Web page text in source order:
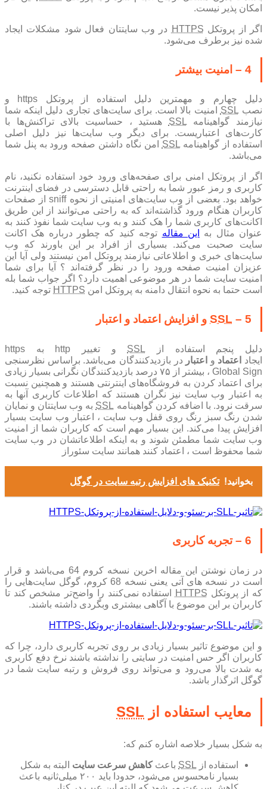
امکان پذیر نیست.
اگر از پروتکل HTTPS در وب سایتتان فعال شود مشکلات ایجاد
شده نیز برطرف می‌شود.
4 – امنیت بیشتر
دلیل چهارم و مهمترین دلیل استفاده از پروتکل https و
نصب SSL امنیت بالا است. برای سایت‌های تجاری دلیل اینکه شما
نیازمند گواهینامه SSL هستید ، حساسیت بالای تراکنش‌ها با
کارت‌های اعتباریست. برای دیگر وب سایت‌ها نیز دلیل اصلی
استفاده از گواهینامه SSL امن نگاه داشتن صفحه ورود به پنل شما
می‌باشد.
اگر از پروتکل امنی برای صفحه‌های ورود خود استفاده نکنید، نام
کاربری و رمز عبور شما به راحتی قابل دسترسی در فضای اینترنت
خواهد بود. بعضی از وب سایت‌های امنیتی از نحوه sniff از صفحات
کاربران هنگام ورود گذاشته‌اند که به راحتی می‌توانند از این طریق
اکانت‌های کاربری شما را هک کنند و به وب سایت شما نفوذ کنند به
عنوان مثال به
این مقاله توجه کنید که چطور درباره هک اکانت
سایت صحبت می‌کند. بسیاری از افراد بر این باورند که وب
سایت‌های خبری و اطلاعاتی نیازمند پروتکل امن نیستند ولی آیا این
عزیزان امنیت صفحه ورود را در نظر گرفته‌اند ؟ آیا برای شما
امنیت سایت شما در هر موضوعی اهمیت دارد؟ اگر جواب شما بله
است حتما به نحوه انتقال دامنه به پروتکل امن HTTPS توجه کنید.
5 –
SSL و افزایش اعتماد و اعتبار
دلیل پنجم استفاده از SSL
و تغییر http به https
ایجاد
اعتماد و اعتبار در بازدیدکنندگان می‌باشد. براساس نظرسنجی
Global Sign ، بیشتر از ۷۵ درصد بازدیدکنندگان نگرانی بسیار زیادی
برای اعتماد کردن به فروشگاه‌های اینترنتی هستند و همچنین نسبت
به اعتبار وب سایت نیز نگران هستند که اطلاعات کاربری آنها به
سرقت نرود. با اضافه کردن گواهینامه SSL به وب سایتتان و نمایان
شدن رنگ سبز رنگ روی قفل وب سایت ، اعتبار وب سایت بسیار
افزایش پیدا می‌کند. این بسیار مهم است که کاربران شما از امنیت
وب سایت شما مطمئن شوند و به اینکه اطلاعاتشان در وب سایت
شما محفوظ است ، اعتماد کنند همانند سایت سئوراز
بخوانید! تکنیک های افزایش رتبه سایت در گوگل
6 – تجربه کاربری
در زمان نوشتن این مقاله اخرین نسخه کروم 64 می‌باشد و قرار
است در نسخه های آتی یعنی نسخه 68 کروم، گوگل سایت‌هایی را
که از پروتکل HTTPS
استفاده نمی‌کنند را واضح‌تر مشخص کند تا
کاربران بر این موضوع با آگاهی بیشتری وبگردی داشته باشند.
و این موضوع تاثیر بسیار زیادی بر روی تجربه کاربری دارد، چرا که
کاربران اگر حس امنیت در سایتی را نداشته باشند نرخ دفع کاربری
به شدت بالا می‌رود و می‌تواند روی فروش و رتبه سایت شما در
گوگل اثرگذار باشد.
معایب استفاده از SSL
به شکل بسیار خلاصه اشاره کنم که:
استفاده از SSL باعثکاهش سرعت سایت البته به شکل
بسیار نامحسوس می‌شود، حدودا باید ۲۰۰ میلی‌ثانیه باعث